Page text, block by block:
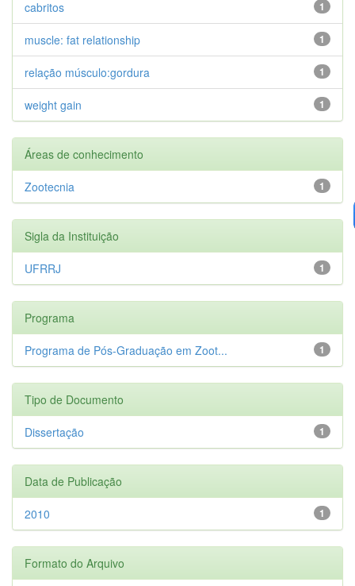
1
cabritos
1
muscle: fat relationship
1
relação músculo:gordura
1
weight gain
Áreas de conhecimento
1
Zootecnia
Sigla da Instituição
1
UFRRJ
Programa
1
Programa de Pós-Graduação em Zoot...
Tipo de Documento
1
Dissertação
Data de Publicação
1
2010
Formato do Arquivo